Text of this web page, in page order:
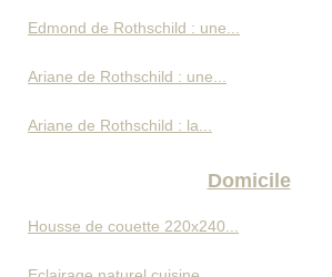
Edmond de Rothschild : une...
Ariane de Rothschild : une...
Ariane de Rothschild : la...
Domicile
Housse de couette 220x240...